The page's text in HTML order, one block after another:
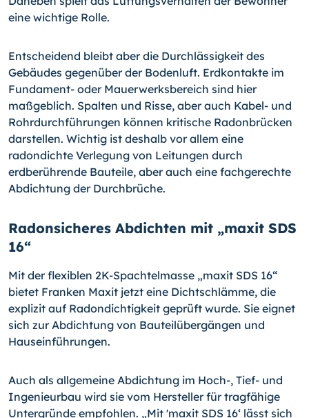
eine wichtige Rolle.
Entscheidend bleibt aber die Durchlässigkeit des
Gebäudes gegenüber der Bodenluft. Erdkontakte im
Fundament- oder Mauerwerksbereich sind hier
maßgeblich. Spalten und Risse, aber auch Kabel- und
Rohrdurchführungen können kritische Radonbrücken
darstellen. Wichtig ist deshalb vor allem eine
radondichte Verlegung von Leitungen durch
erdberührende Bauteile, aber auch eine fachgerechte
Abdichtung der Durchbrüche.
Radonsicheres Abdichten mit „maxit SDS
16“
Mit der flexiblen 2K-Spachtelmasse „maxit SDS 16“
bietet Franken Maxit jetzt eine Dichtschlämme, die
explizit auf Radondichtigkeit geprüft wurde. Sie eignet
sich zur Abdichtung von Bauteilübergängen und
Hauseinführungen.
Auch als allgemeine Abdichtung im Hoch-, Tief- und
Ingenieurbau wird sie vom Hersteller für tragfähige
Untergründe empfohlen. „Mit 'maxit SDS 16‘ lässt sich